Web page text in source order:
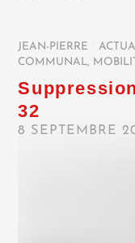
JEAN-PIERRE
COMMUNAL,
32
8 SEPTEMBRE